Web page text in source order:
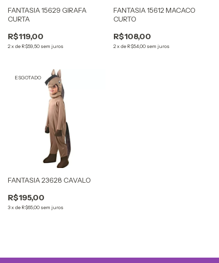
FANTASIA 15629 GIRAFA
CURTA
R$119,00
2x de R$59,50 sem juros
FANTASIA 15612 MACACO
CURTO
R$108,00
2x de R$54,00 sem juros
ESGOTADO
FANTASIA 23628 CAVALO
R$195,00
3x de R$65,00 sem juros